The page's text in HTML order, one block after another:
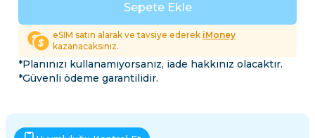
Sepete Ekle
eSIM satın alarak ve tavsiye ederek iMoney
kazanacaksınız.
*Planınızı kullanamıyorsanız, iade hakkınız olacaktır.
*Güvenli ödeme garantilidir.